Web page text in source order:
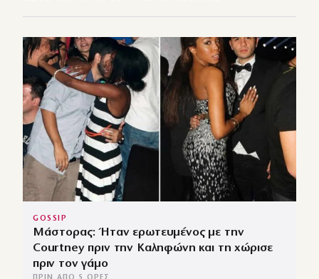
GOSSIP
Μάστορας: Ήταν ερωτευμένος με την
Courtney πριν την Καληφώνη και τη χώρισε
πριν τον γάμο